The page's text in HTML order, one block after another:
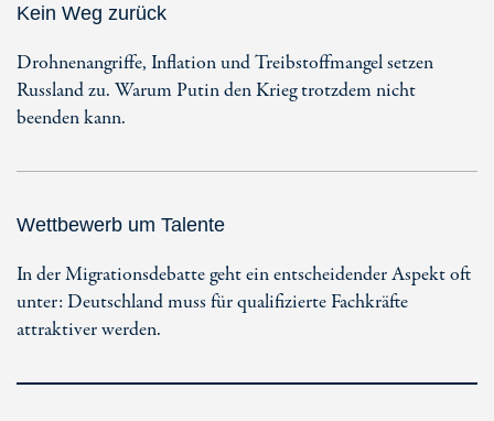
Kein Weg zurück
Drohnenangriffe, Inflation und Treibstoffmangel setzen
Russland zu. Warum Putin den Krieg trotzdem nicht
beenden kann.
Wettbewerb um Talente
In der Migrationsdebatte geht ein entscheidender Aspekt oft
unter: Deutschland muss für qualifizierte Fachkräfte
attraktiver werden.